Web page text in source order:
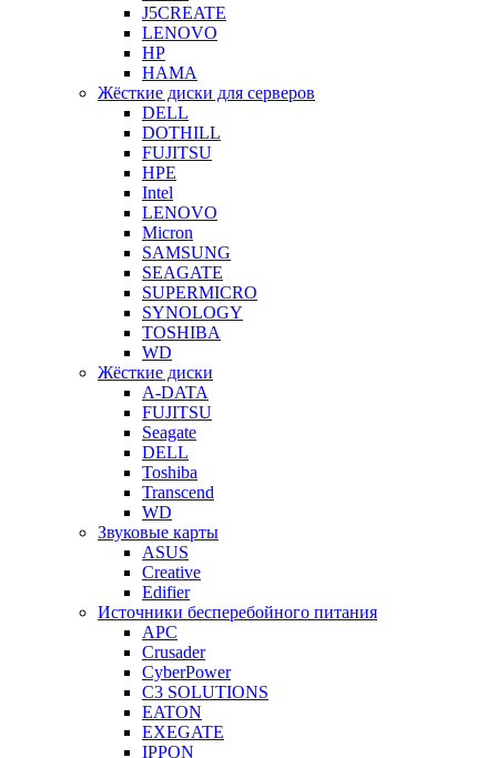
J5CREATE
LENOVO
HP
HAMA
Жёсткие диски для серверов
DELL
DOTHILL
FUJITSU
HPE
Intel
LENOVO
Micron
SAMSUNG
SEAGATE
SUPERMICRO
SYNOLOGY
TOSHIBA
WD
Жёсткие диски
A-DATA
FUJITSU
Seagate
DELL
Toshiba
Transcend
WD
Звуковые карты
ASUS
Creative
Edifier
Источники бесперебойного питания
APC
Crusader
CyberPower
C3 SOLUTIONS
EATON
EXEGATE
IPPON